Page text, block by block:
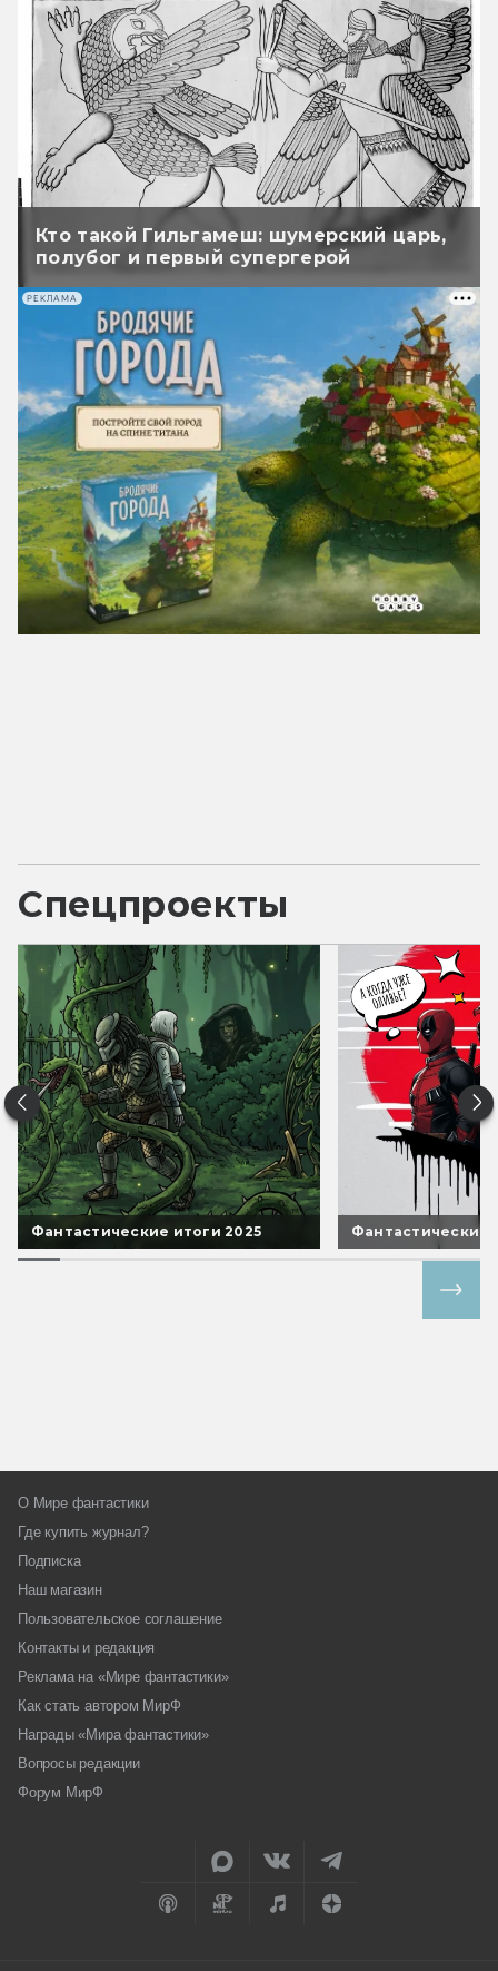
Кто такой Гильгамеш: шумерский царь,
полубог и первый супергерой
РЕКЛАМА
Спецпроекты
Фантастические итоги 2025 Фантастические
О Мире фантастики
Где купить журнал?
Подписка
Наш магазин
Пользовательское соглашение
Контакты и редакция
Реклама на «Мире фантастики»
Как стать автором МирФ
Награды «Мира фантастики»
Вопросы редакции
Форум МирФ